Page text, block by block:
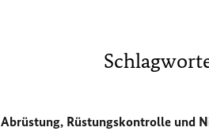
Abrüstung, Rüstungskontrolle und